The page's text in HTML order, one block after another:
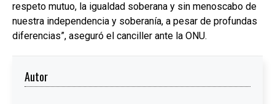
respeto mutuo, la igualdad soberana y sin menoscabo de
nuestra independencia y soberanía, a pesar de profundas
diferencias”, aseguró el canciller ante la ONU.
Autor